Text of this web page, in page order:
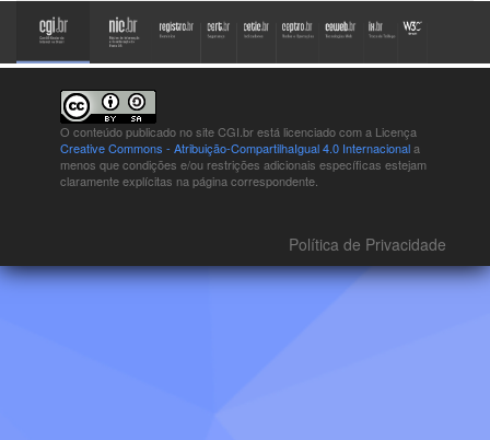
O conteúdo publicado no site CGI.br está licenciado com a Licença
Creative Commons - Atribuição-CompartilhaIgual 4.0 Internacionala
menos que condições e/ou restrições adicionais específicas estejam
claramente explícitas na página correspondente.
Política de Privacidade